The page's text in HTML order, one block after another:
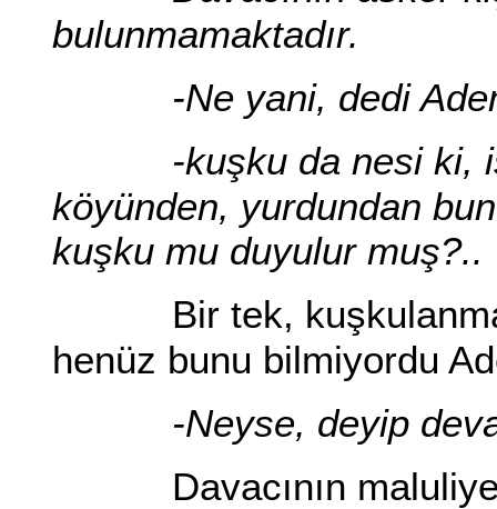
bulunmamaktadır.
-Ne yani, dedi
-kuşku da nesi ki,
köyünden, yurdundan
kuşku mu duyulur muş?..
Bir tek,
henüz bunu bilmiyordu
-Neyse, deyip
Davacının